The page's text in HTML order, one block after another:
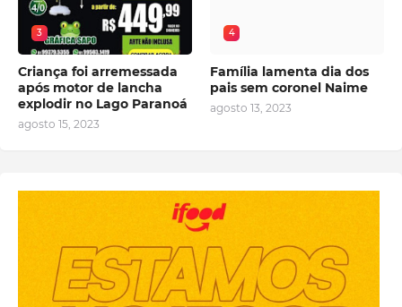
3
Criança foi arremessada
após motor de lancha
explodir no Lago Paranoá
agosto 15, 2023
4
Família lamenta dia dos
pais sem coronel Naime
agosto 13, 2023